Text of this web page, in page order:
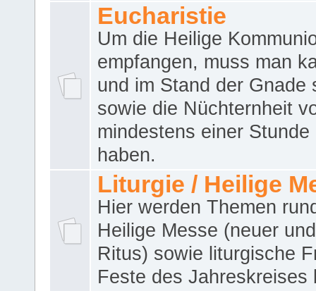
Eucharistie
Um die Heilige
empfangen, muss man
und im Stand der Gnade
sowie die Nüchternheit
mindestens einer Stunde
haben.
Liturgie / Heilige
Hier werden Themen
Heilige Messe (neuer
Ritus) sowie liturgische
Feste des Jahreskreises